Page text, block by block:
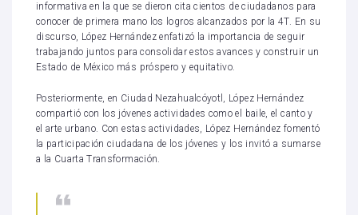
informativa en la que se dieron cita cientos de ciudadanos para
conocer de primera mano los logros alcanzados por la 4T. En su
discurso, López Hernández enfatizó la importancia de seguir
trabajando juntos para consolidar estos avances y construir un
Estado de México más próspero y equitativo.
Posteriormente, en Ciudad Nezahualcóyotl, López Hernández
compartió con los jóvenes actividades como el baile, el canto y
el arte urbano. Con estas actividades, López Hernández fomentó
la participación ciudadana de los jóvenes y los invitó a sumarse
a la Cuarta Transformación.